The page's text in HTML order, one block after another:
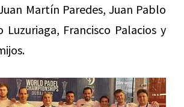
Martín Paredes, Juan Pablo
Luzuriaga, Francisco Palacios y